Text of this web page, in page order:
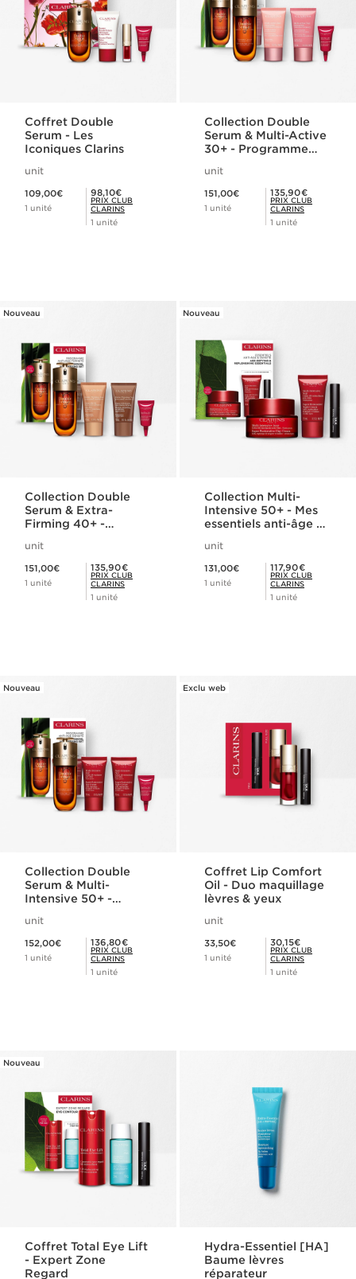
Coffret Double
Serum - Les
Iconiques Clarins
unit
109,00€
1 unité
Prix Club Clarins 98,10€
98,10€
PRIX CLUB
CLARINS
1 unité
Collection Double
Serum & Multi-Active
30+ - Programme
rides
unit
151,00€
1 unité
Prix Club Clarins 135,90€
135,90€
PRIX CLUB
CLARINS
1 unité
Nouveau
Collection Double
Serum & Extra-
Firming 40+ -
fermeté
unit
151,00€
1 unité
Prix Club Clarins 135,90€
135,90€
PRIX CLUB
CLARINS
1 unité
Nouveau
Collection Multi-
Intensive 50+ - Mes
essentiels anti-âge &
unit
131,00€
1 unité
Prix Club Clarins 117,90€
117,90€
PRIX CLUB
CLARINS
1 unité
Nouveau
Collection Double
Serum & Multi-
Intensive 50+ -
densité
unit
152,00€
1 unité
Prix Club Clarins 136,80€
136,80€
PRIX CLUB
CLARINS
1 unité
Exclu web
Coffret Lip Comfort
Oil - Duo maquillage
lèvres & yeux
unit
33,50€
1 unité
Prix Club Clarins 30,15€
30,15€
PRIX CLUB
CLARINS
1 unité
Nouveau
Coffret Total Eye Lift
- Expert Zone
Regard
Hydra-Essentiel [HA]
Baume lèvres
réparateur